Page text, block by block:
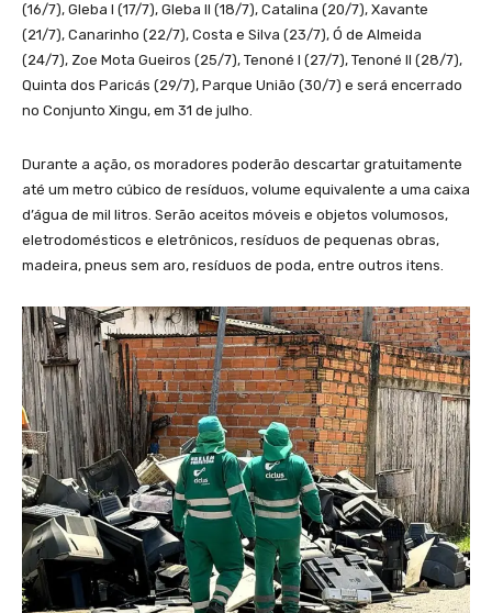
(16/7), Gleba I (17/7), Gleba II (18/7), Catalina (20/7), Xavante
(21/7), Canarinho (22/7), Costa e Silva (23/7), Ó de Almeida
(24/7), Zoe Mota Gueiros (25/7), Tenoné I (27/7), Tenoné II (28/7),
Quinta dos Paricás (29/7), Parque União (30/7) e será encerrado
no Conjunto Xingu, em 31 de julho.
Durante a ação, os moradores poderão descartar gratuitamente
até um metro cúbico de resíduos, volume equivalente a uma caixa
d’água de mil litros. Serão aceitos móveis e objetos volumosos,
eletrodomésticos e eletrônicos, resíduos de pequenas obras,
madeira, pneus sem aro, resíduos de poda, entre outros itens.